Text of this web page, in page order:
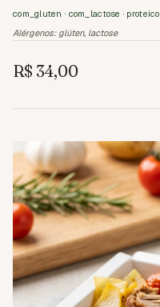
com_gluten · com_lactose · proteico
Alérgenos: glúten, lactose
R$ 34,00
2.6